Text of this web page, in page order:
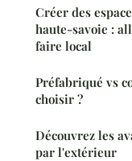
Créer des
haute-savoie :
faire local
Préfabriqué vs
choisir ?
Découvrez les
par l'extérieur